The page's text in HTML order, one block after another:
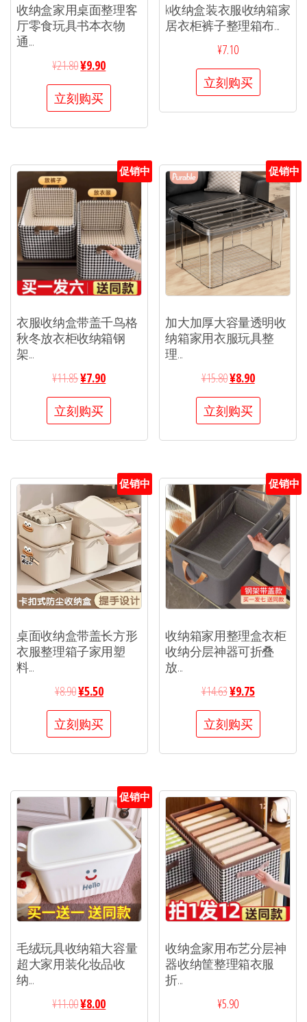
收纳盒家用桌面整理客
厅零食玩具书本衣物
通...
¥21.80¥9.90
立刻购买
k收纳盒装衣服收纳箱家
居衣柜裤子整理箱布...
¥7.10
立刻购买
促销中
衣服收纳盒带盖千鸟格
秋冬放衣柜收纳箱钢
架...
¥11.85¥7.90
立刻购买
促销中
加大加厚大容量透明收
纳箱家用衣服玩具整
理...
¥15.80¥8.90
立刻购买
促销中
桌面收纳盒带盖长方形
衣服整理箱子家用塑
料...
¥8.90¥5.50
立刻购买
促销中
收纳箱家用整理盒衣柜
收纳分层神器可折叠
放...
¥14.63¥9.75
立刻购买
促销中
毛绒玩具收纳箱大容量
超大家用装化妆品收
纳...
¥11.00¥8.00
收纳盒家用布艺分层神
器收纳筐整理箱衣服
折...
¥5.90